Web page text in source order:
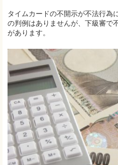
タイムカードの不開示が不法行為
の判例はありませんが、下級審で
があります。